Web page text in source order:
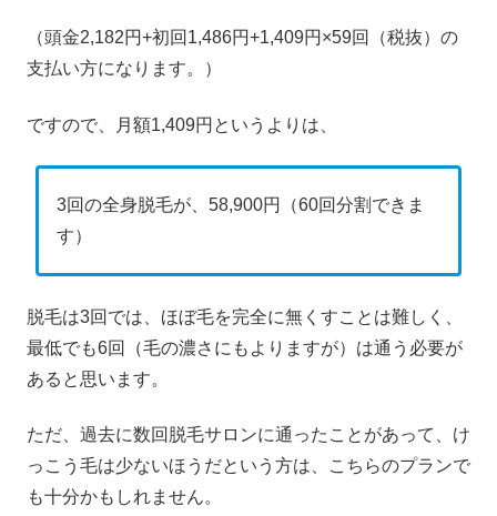
（頭金2,182円+初回1,486円+1,409円×59回（税抜）の
支払い方になります。）
ですので、月額1,409円というよりは、
3回の全身脱毛が、58,900円（60回分割できま
す）
脱毛は3回では、ほぼ毛を完全に無くすことは難しく、
最低でも6回（毛の濃さにもよりますが）は通う必要が
あると思います。
ただ、過去に数回脱毛サロンに通ったことがあって、け
っこう毛は少ないほうだという方は、こちらのプランで
も十分かもしれません。